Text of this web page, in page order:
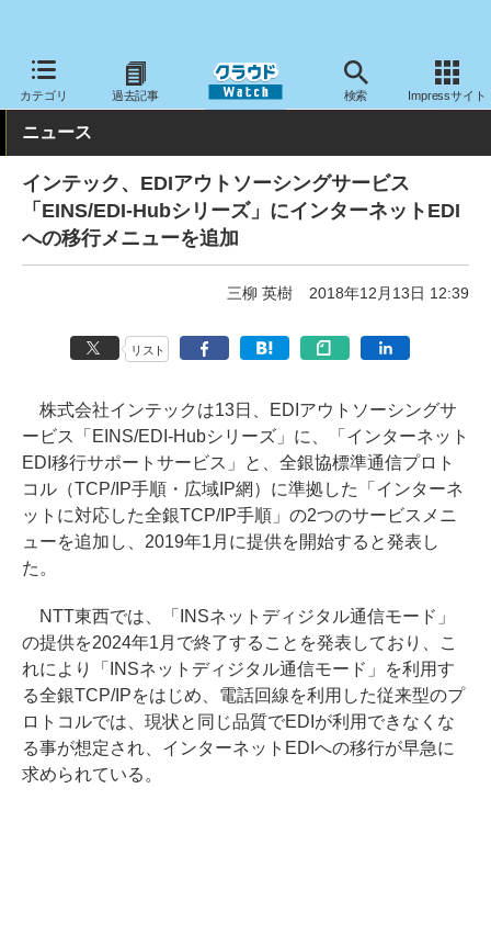
カテゴリ 過去記事 検索 Impressサイト
クラウド Watch サービス・ソフト サービス 業務関連
ニュース
インテック、EDIアウトソーシングサービス
「EINS/EDI-Hubシリーズ」にインターネットEDI
への移行メニューを追加
三柳 英樹 2018年12月13日 12:39
リスト
株式会社インテックは13日、EDIアウトソーシングサ
ービス「EINS/EDI-Hubシリーズ」に、「インターネット
EDI移行サポートサービス」と、全銀協標準通信プロト
コル（TCP/IP手順・広域IP網）に準拠した「インターネ
ットに対応した全銀TCP/IP手順」の2つのサービスメニ
ューを追加し、2019年1月に提供を開始すると発表し
た。
NTT東西では、「INSネットディジタル通信モード」
の提供を2024年1月で終了することを発表しており、こ
れにより「INSネットディジタル通信モード」を利用す
る全銀TCP/IPをはじめ、電話回線を利用した従来型のプ
ロトコルでは、現状と同じ品質でEDIが利用できなくな
る事が想定され、インターネットEDIへの移行が早急に
求められている。